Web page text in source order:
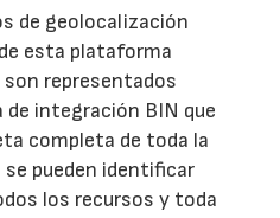
de geolocalización
esta plataforma
representados
integración BIN que
completa de toda la
se pueden identificar
los recursos y toda